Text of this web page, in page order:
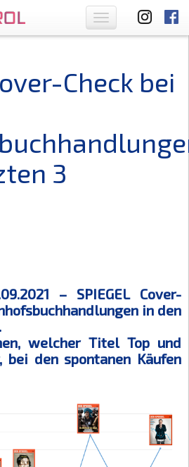
Toggle
navigation
Check bei
3
– SPIEGEL Cover-
in den
welcher Titel Top und
den spontanen Käufen